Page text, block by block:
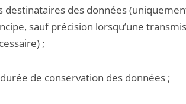
destinataires des données
sauf précision lorsqu’une
;
de conservation des données ;